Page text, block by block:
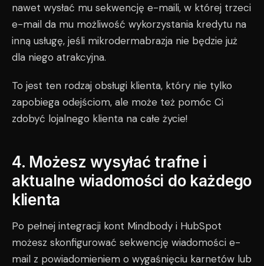
nawet wysłać mu sekwencję e-maili, w której trzeci
e-mail da mu możliwość wykorzystania kredytu na
inną usługę, jeśli mikrodermabrazja nie będzie już
dla niego atrakcyjna.
To jest ten rodzaj obsługi klienta, który nie tylko
zapobiega odejściom, ale może też pomóc Ci
zdobyć lojalnego klienta na całe życie!
4. Możesz wysyłać trafne i
aktualne wiadomości do każdego
klienta
Po pełnej integracji kont Mindbody i HubSpot
możesz skonfigurować sekwencję wiadomości e-
mail z powiadomieniem o wygaśnięciu karnetów lub